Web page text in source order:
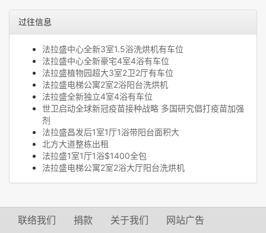
过往信息
法拉盛中心全新3室1.5浴洗烘机有车位
法拉盛中心全新豪宅4室4浴有车位
法拉盛植物园超大3室2卫2厅有车位
法拉盛电梯公寓2室2浴阳台洗烘机
法拉盛全新独立4室4浴有车位
世卫启动全球新冠疫苗接种战略 多国研究倡打疫苗加强
剂
法拉盛昌发后1室1厅1浴带阳台面积大
北方大道整栋出租
法拉盛1室1厅1浴$1400全包
法拉盛电梯公寓2室2浴大厅阳台洗烘机
联络我们 捐款 关于我们 网站广告